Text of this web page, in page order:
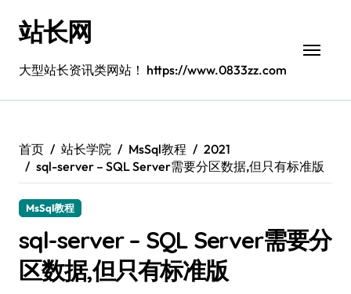
站长网
大型站长资讯类网站！ https://www.0833zz.com
首页 站长学院 MsSql教程
2021
sql-server – SQL Server需要分区数据,但只有标准版
MsSql教程
sql-server – SQL Server需要分
区数据,但只有标准版